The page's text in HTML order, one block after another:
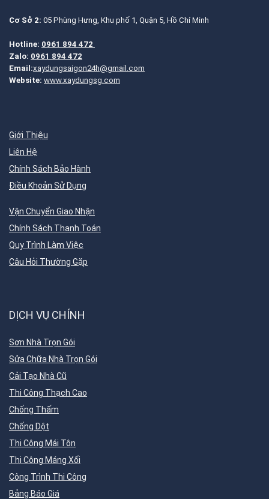
Cơ Sở 2: 05 Phùng Hưng, Khu phố 1, Quận 5, Hồ Chí Minh
Hotline: 0961 894 472
Zalo: 0961 894 472
Email:xaydungsaigon24h@gmail.com
Website: www.xaydungsg.com
Giới Thiệu
Liên Hệ
Chính Sách Bảo Hành
Điều Khoản Sử Dụng
Vận Chuyển Giao Nhận
Chính Sách Thanh Toán
Quy Trình Làm Việc
Câu Hỏi Thường Gặp
DỊCH VỤ CHÍNH
Sơn Nhà Trọn Gói
Sửa Chữa Nhà Trọn Gói
Cải Tạo Nhà Cũ
Thi Công Thạch Cao
Chống Thấm
Chống Dột
Thi Công Mái Tôn
Thi Công Máng Xối
Công Trình Thi Công
Bảng Báo Giá